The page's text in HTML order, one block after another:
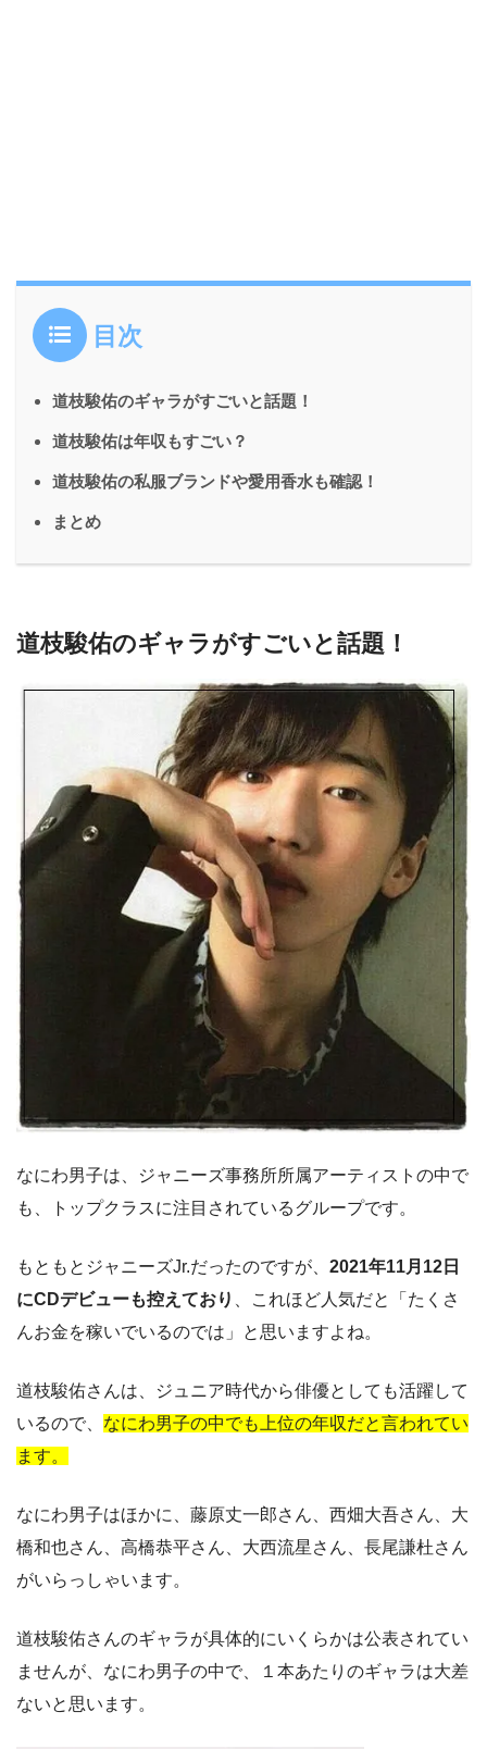
目次
道枝駿佑のギャラがすごいと話題！
道枝駿佑は年収もすごい？
道枝駿佑の私服ブランドや愛用香水も確認！
まとめ
道枝駿佑のギャラがすごいと話題！
なにわ男子は、ジャニーズ事務所所属アーティストの中で
も、トップクラスに注目されているグループです。
もともとジャニーズJr.だったのですが、 2021年11月12日
にCDデビューも控えており 、これほど人気だと「たくさ
んお金を稼いでいるのでは」と思いますよね。
道枝駿佑さんは、ジュニア時代から俳優としても活躍して
いるので、 なにわ男子の中でも上位の年収だと言われてい
ます。
なにわ男子はほかに、藤原丈一郎さん、西畑大吾さん、大
橋和也さん、高橋恭平さん、大西流星さん、長尾謙杜さん
がいらっしゃいます。
道枝駿佑さんのギャラが具体的にいくらかは公表されてい
ませんが、なにわ男子の中で、１本あたりのギャラは大差
ないと思います。